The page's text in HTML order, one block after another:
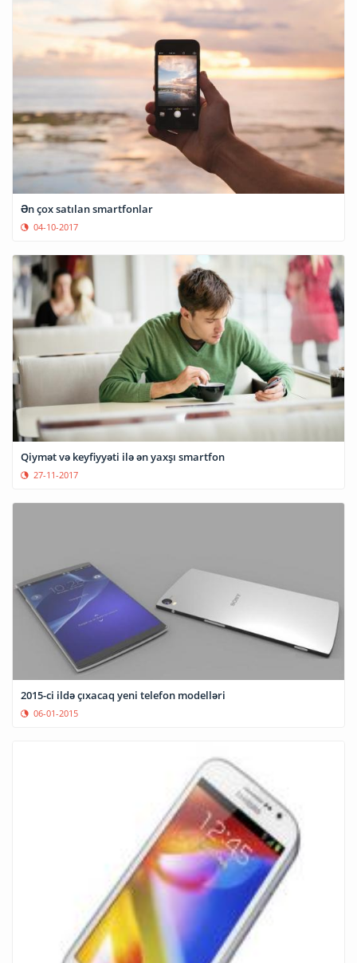
Ən çox satılan smartfonlar
04-10-2017
Qiymət və keyfiyyəti ilə ən yaxşı smartfon
27-11-2017
2015-ci ildə çıxacaq yeni telefon modelləri
06-01-2015